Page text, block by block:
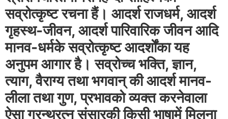
सव्रोत्कृष्ट रचना हैं। आदर्श राजधर्म, आदर्श
गृहस्थ-जीवन, आदर्श पारिवारिक जीवन आदि
मानव-धर्मके सव्रोत्कृष्ट आदर्शोंका यह
अनुपम आगार है। सव्रोच्च भक्ति, ज्ञान,
त्याग,वैराग्य तथा भगवान् की आदर्श मानव-
लीला तथा गुण, प्रभावको व्यक्त करनेवाला
ऐसा ग्रन्थरत्न संसारकी किसी भाषामें मिलना